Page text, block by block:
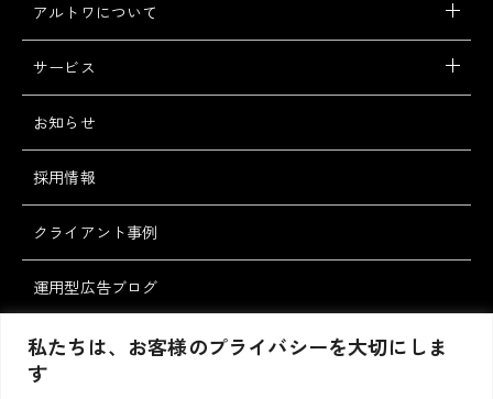
私たちは、お客様のプライバシーを大切にしま
す
アルトワについて
サービス
お知らせ
採用情報
クライアント事例
運用型広告ブログ
スタッフブログ